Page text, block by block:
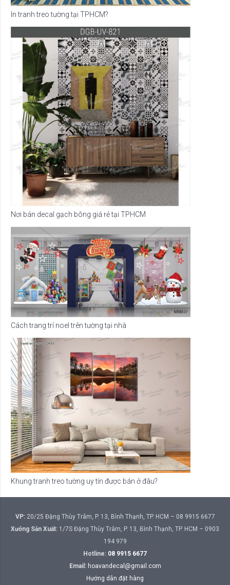
In tranh treo tường tại TPHCM?
Nơi bán decal gạch bông giá rẻ tại TPHCM
Cách trang trí noel trên tường tại nhà
Khung tranh treo tường uy tín được bán ở đâu?
VP:20/25 Đặng Thùy Trâm, P. 13, Bình Thạnh, TP. HCM – 08 9915 6677
Xưởng Sản Xuất: 1/7S Đặng Thùy Trâm, P. 13, Bình Thạnh, TP. HCM – 0903
194 979
Hotline: 08 9915 6677
Email: hoavandecal@gmail.com
Hướng dẫn đặt hàng